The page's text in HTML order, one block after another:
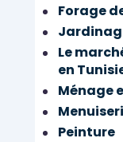
Forage
Le
en
Ménage
Peinture